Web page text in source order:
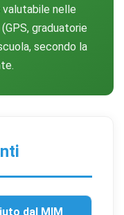
nelle
(GPS, graduatorie
secondo la
dal MIM
tutti